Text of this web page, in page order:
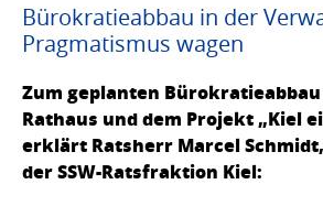
Bürokratieabbau in der
Pragmatismus wagen
Zum geplanten
Rathaus und dem Projekt „Kiel
erklärt Ratsherr Marcel
der SSW-Ratsfraktion Kiel: